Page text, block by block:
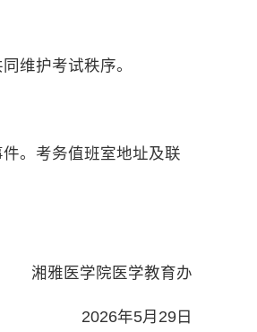
维护考试秩序。
。考务值班室地址及联
湘雅医学院医学教育办
2026年5月29日